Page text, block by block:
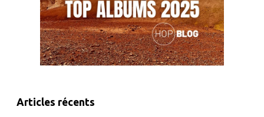
Articles récents